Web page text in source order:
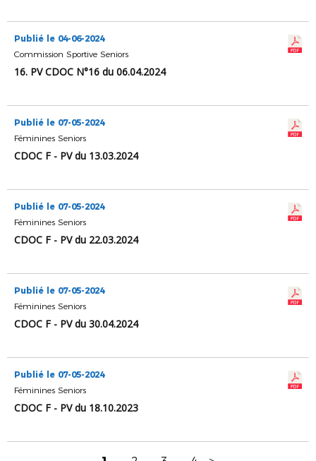
Publié le 04-06-2024
Commission Sportive Seniors
16. PV CDOC N°16 du 06.04.2024
Publié le 07-05-2024
Féminines Seniors
CDOC F - PV du 13.03.2024
Publié le 07-05-2024
Féminines Seniors
CDOC F - PV du 22.03.2024
Publié le 07-05-2024
Féminines Seniors
CDOC F - PV du 30.04.2024
Publié le 07-05-2024
Féminines Seniors
CDOC F - PV du 18.10.2023